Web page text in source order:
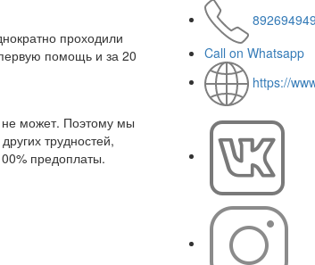
проходили
помощь и за 20
не может. Поэтому мы
трудностей,
предоплаты.
Call on Whatsapp
https://